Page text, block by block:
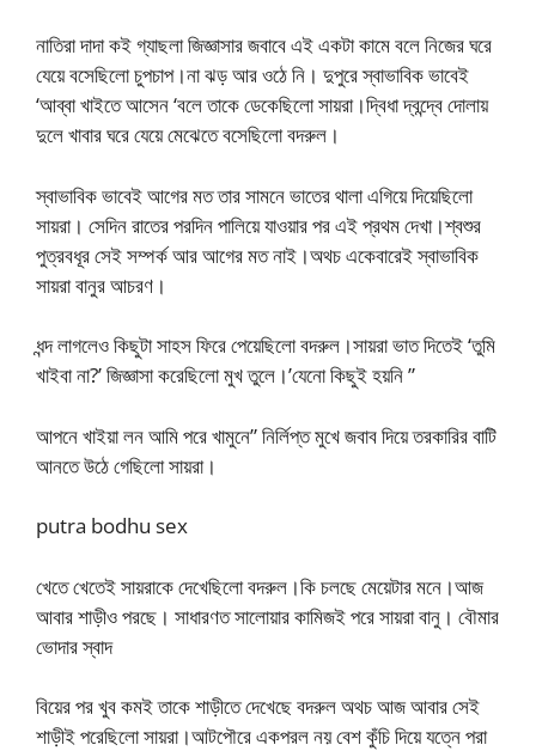
নাতিরা দাদা কই গ্যাছলা জিজ্ঞাসার জবাবে এই একটা কামে বলে নিজের ঘরে
যেয়ে বসেছিলো চুপচাপ।না ঝড় আর ওঠে নি। দুপুরে স্বাভাবিক ভাবেই
‘আব্বা খাইতে আসেন ‘বলে তাকে ডেকেছিলো সায়রা।দ্বিধা দ্বন্দ্বে দোলায়
দুলে খাবার ঘরে যেয়ে মেঝেতে বসেছিলো বদরুল।
স্বাভাবিক ভাবেই আগের মত তার সামনে ভাতের থালা এগিয়ে দিয়েছিলো
সায়রা। সেদিন রাতের পরদিন পালিয়ে যাওয়ার পর এই প্রথম দেখা।শ্বশুর
পুত্রবধূর সেই সম্পর্ক আর আগের মত নাই।অথচ একেবারেই স্বাভাবিক
সায়রা বানুর আচরণ।
ধন্দ লাগলেও কিছুটা সাহস ফিরে পেয়েছিলো বদরুল।সায়রা ভাত দিতেই ‘তুমি
খাইবা না?’ জিজ্ঞাসা করেছিলো মুখ তুলে।’যেনো কিছুই হয়নি ”
আপনে খাইয়া লন আমি পরে খামুনে” নির্লিপ্ত মুখে জবাব দিয়ে তরকারির বাটি
আনতে উঠে গেছিলো সায়রা।
putra bodhu sex
খেতে খেতেই সায়রাকে দেখেছিলো বদরুল।কি চলছে মেয়েটার মনে।আজ
আবার শাড়ীও পরছে। সাধারণত সালোয়ার কামিজই পরে সায়রা বানু। বৌমার
ভোদার স্বাদ
বিয়ের পর খুব কমই তাকে শাড়ীতে দেখেছে বদরুল অথচ আজ আবার সেই
শাড়ীই পরেছিলো সায়রা।আটপৌরে একপরল নয় বেশ কুঁচি দিয়ে যত্নে পরা